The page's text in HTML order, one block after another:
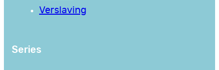
Verslaving
Series